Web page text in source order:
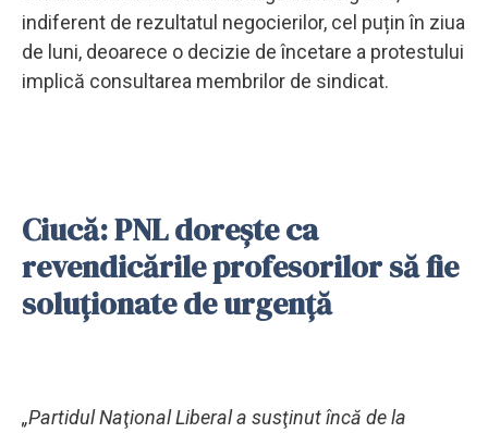
indiferent de rezultatul negocierilor, cel puțin în ziua
de luni, deoarece o decizie de încetare a protestului
implică consultarea membrilor de sindicat.
Ciucă: PNL doreşte ca
revendicările profesorilor să fie
soluţionate de urgenţă
„Partidul Naţional Liberal a susţinut încă de la